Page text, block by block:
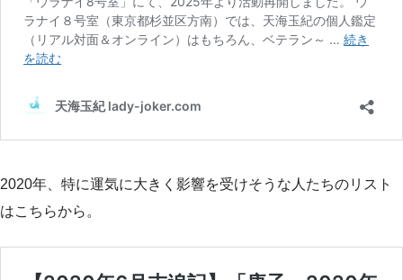
2020年、特に運気に大きく影響を受けそうな人たちのリスト
はこちらから。